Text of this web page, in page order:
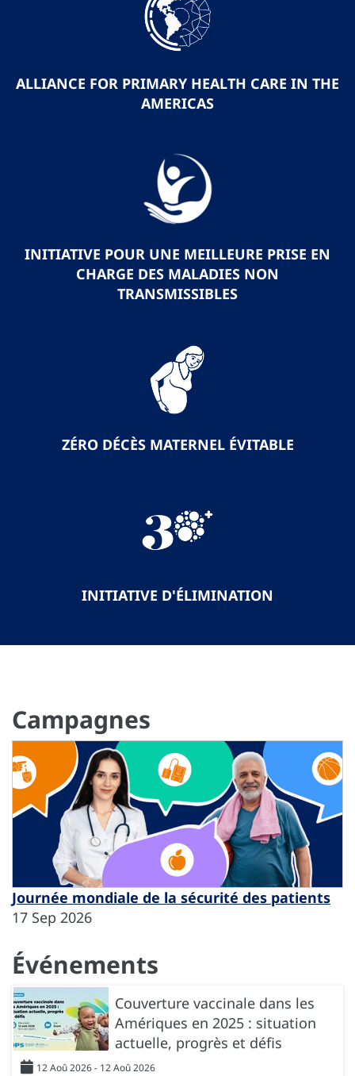
ALLIANCE FOR PRIMARY HEALTH CARE IN THE
AMERICAS
INITIATIVE POUR UNE MEILLEURE PRISE EN
CHARGE DES MALADIES NON
TRANSMISSIBLES
ZÉRO DÉCÈS MATERNEL ÉVITABLE
INITIATIVE D'ÉLIMINATION
Campagnes
Journée mondiale de la sécurité des patients
17 Sep 2026
Événements
Couverture vaccinale dans les
Amériques en 2025 : situation
actuelle, progrès et défis
12 Aoû 2026 - 12 Aoû 2026